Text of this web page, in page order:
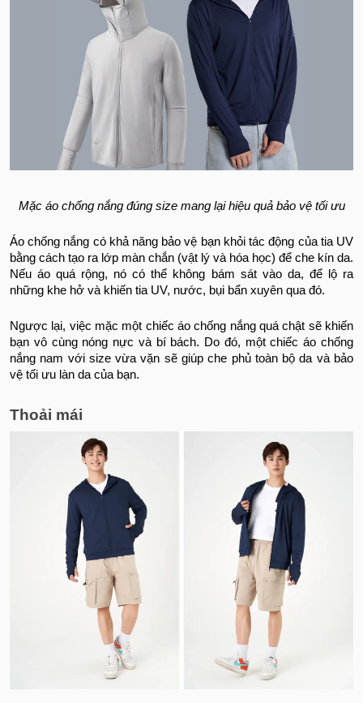
Mặc áo chống nắng đúng size mang lại hiệu quả bảo vệ tối ưu
Áo chống nắng có khả năng bảo vệ bạn khỏi tác động của tia UV
bằng cách tạo ra lớp màn chắn (vật lý và hóa học) để che kín da.
Nếu áo quá rộng, nó có thể không bám sát vào da, để lộ ra
những khe hở và khiến tia UV, nước, bụi bẩn xuyên qua đó.
Ngược lại, việc mặc một chiếc áo chống nắng quá chật sẽ khiến
bạn vô cùng nóng nực và bí bách. Do đó, một chiếc áo chống
nắng nam với size vừa vặn sẽ giúp che phủ toàn bộ da và bảo
vệ tối ưu làn da của bạn.
Thoải mái